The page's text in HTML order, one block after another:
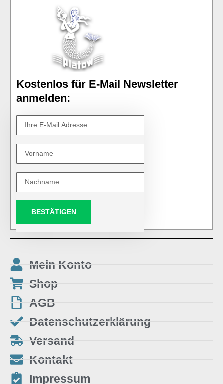
Kostenlos für E-Mail Newsletter
anmelden:
BESTÄTIGEN
Mein Konto
Shop
AGB
Datenschutzerklärung
Versand
Kontakt
Impressum